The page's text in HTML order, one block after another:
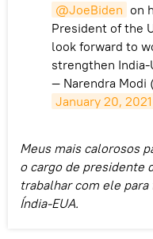
@JoeBiden on
President of the
look forward to
strengthen
— Narendra Modi
January 20, 2021
Meus mais calorosos
o cargo de presidente
trabalhar com ele
Índia-EUA.